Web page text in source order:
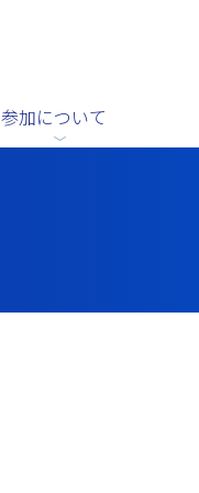
参加について